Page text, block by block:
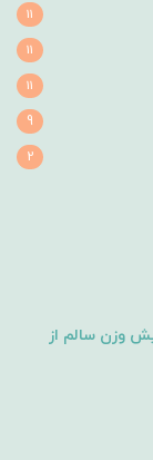
11
11
11
9
2
وزن سالم از